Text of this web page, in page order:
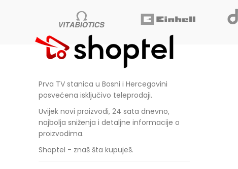
Prva TV stanica u Bosni i Hercegovini
posvećena isključivo teleprodaji.
Uvijek novi proizvodi, 24 sata dnevno,
najbolja sniženja i detaljne informacije o
proizvodima.
Shoptel - znaš šta kupuješ.